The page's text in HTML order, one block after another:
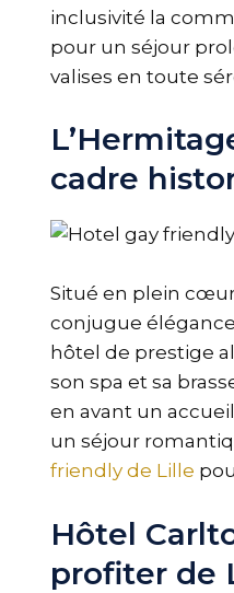
inclusivité la
pour un séjour
valises en toute
cadre
Situé en plein
conjugue
hôtel de prestige
son spa et sa
en avant un
un séjour
friendly de Lille
Hôtel
profiter de